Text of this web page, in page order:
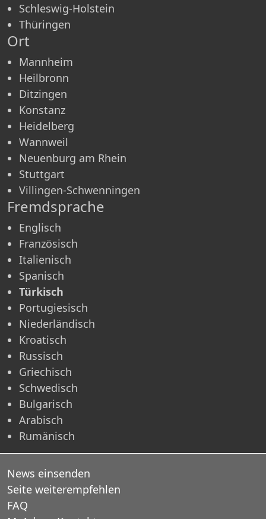
Schleswig-Holstein
Thüringen
Ort
Mannheim
Heilbronn
Ditzingen
Konstanz
Heidelberg
Wannweil
Neuenburg am Rhein
Stuttgart
Villingen-Schwen­ningen
Fremdsprache
Englisch
Französisch
Italienisch
Spanisch
Türkisch
Portugiesisch
Niederländisch
Kroatisch
Russisch
Griechisch
Schwedisch
Bulgarisch
Arabisch
Rumänisch
News einsenden
Seite weiterempfehlen
FAQ